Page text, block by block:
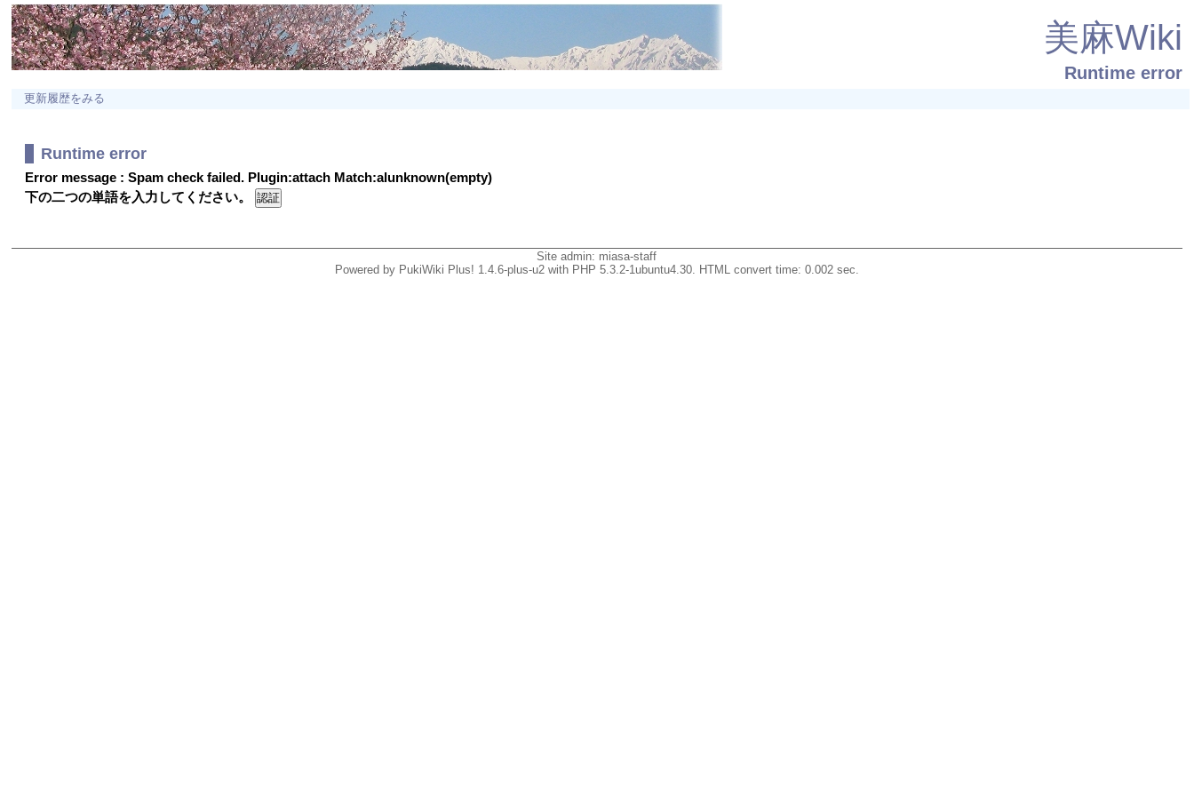
美麻Wiki
Runtime error
更新履歴をみる
Runtime error
Error message : Spam check failed. Plugin:attach Match:alunknown(empty)
下の二つの単語を入力してください。
Site admin: miasa-staff
Powered by PukiWiki Plus! 1.4.6-plus-u2 with PHP 5.3.2-1ubuntu4.30. HTML convert time: 0.002 sec.